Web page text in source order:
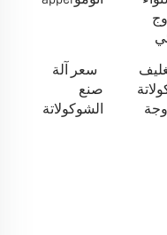
سعر آلة
صنع
الشوكولاتة